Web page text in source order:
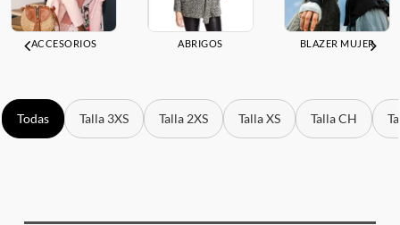
ACCESORIOS ABRIGOS BLAZER MUJER
Todas Talla 3XS Talla 2XS Talla XS Talla CH